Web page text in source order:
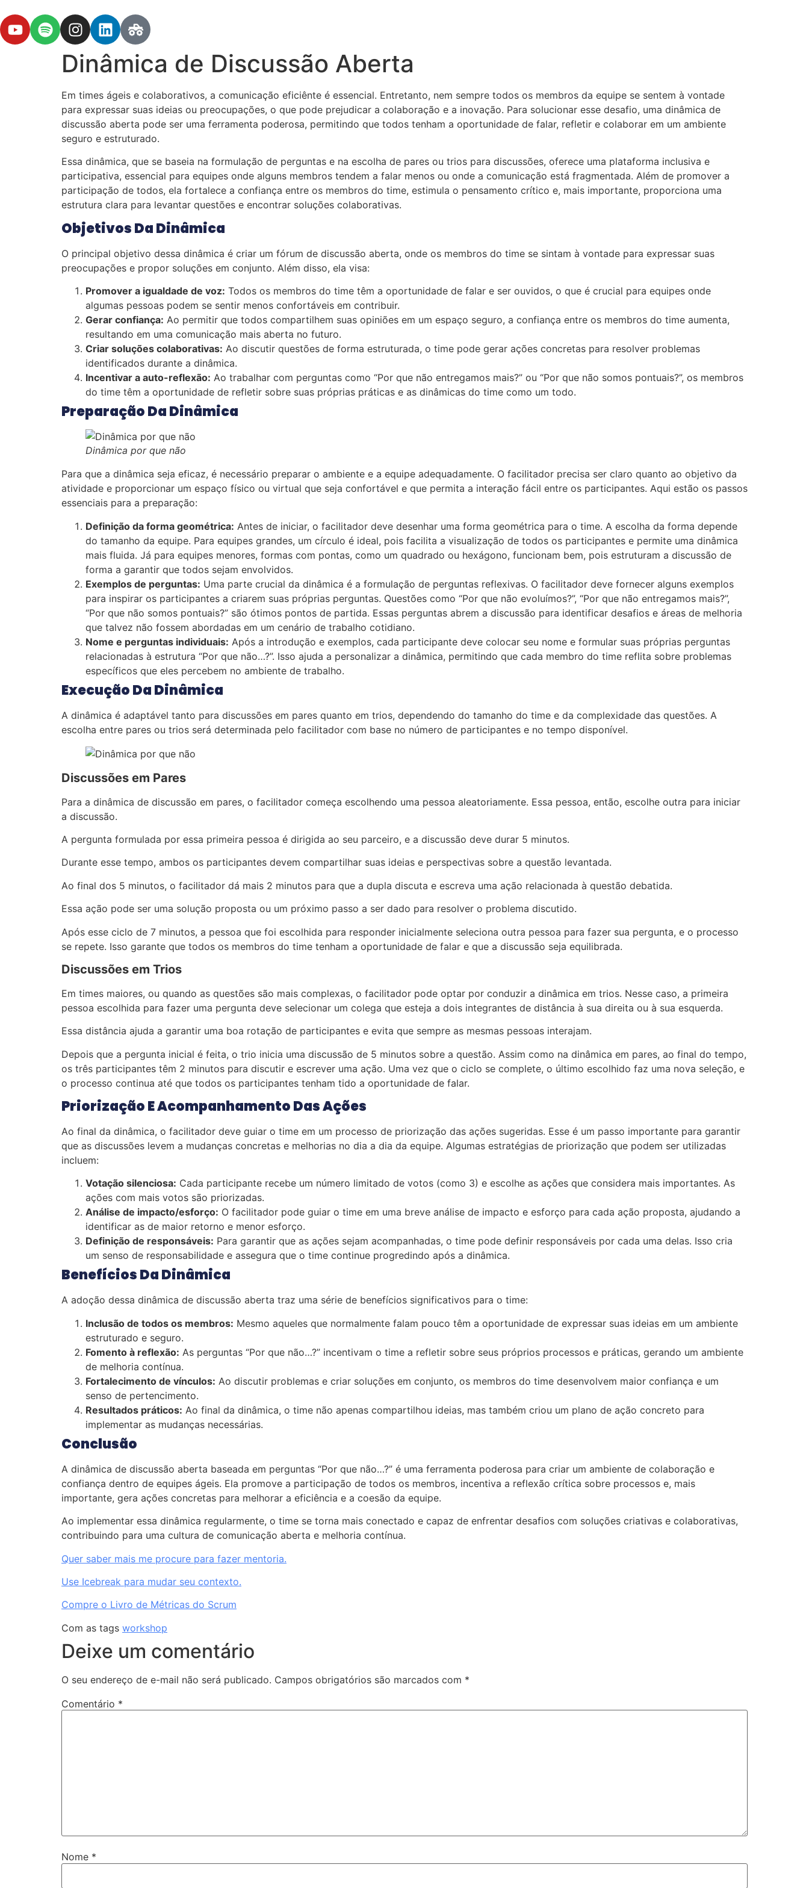
Dinâmica de Discussão Aberta
Em times ágeis e colaborativos, a comunicação eficiênte é essencial. Entretanto, nem sempre todos os membros da equipe se sentem à vontade
para expressar suas ideias ou preocupações, o que pode prejudicar a colaboração e a inovação. Para solucionar esse desafio, uma dinâmica de
discussão aberta pode ser uma ferramenta poderosa, permitindo que todos tenham a oportunidade de falar, refletir e colaborar em um ambiente
seguro e estruturado.
Essa dinâmica, que se baseia na formulação de perguntas e na escolha de pares ou trios para discussões, oferece uma plataforma inclusiva e
participativa, essencial para equipes onde alguns membros tendem a falar menos ou onde a comunicação está fragmentada. Além de promover a
participação de todos, ela fortalece a confiança entre os membros do time, estimula o pensamento crítico e, mais importante, proporciona uma
estrutura clara para levantar questões e encontrar soluções colaborativas.
Objetivos Da Dinâmica
O principal objetivo dessa dinâmica é criar um fórum de discussão aberta, onde os membros do time se sintam à vontade para expressar suas
preocupações e propor soluções em conjunto. Além disso, ela visa:
Promover a igualdade de voz: Todos os membros do time têm a oportunidade de falar e ser ouvidos, o que é crucial para equipes onde
algumas pessoas podem se sentir menos confortáveis em contribuir.
Gerar confiança: Ao permitir que todos compartilhem suas opiniões em um espaço seguro, a confiança entre os membros do time aumenta,
resultando em uma comunicação mais aberta no futuro.
Criar soluções colaborativas: Ao discutir questões de forma estruturada, o time pode gerar ações concretas para resolver problemas
identificados durante a dinâmica.
Incentivar a auto-reflexão: Ao trabalhar com perguntas como “Por que não entregamos mais?” ou “Por que não somos pontuais?”, os membros
do time têm a oportunidade de refletir sobre suas próprias práticas e as dinâmicas do time como um todo.
Preparação Da Dinâmica
Dinâmica por que não
Para que a dinâmica seja eficaz, é necessário preparar o ambiente e a equipe adequadamente. O facilitador precisa ser claro quanto ao objetivo da
atividade e proporcionar um espaço físico ou virtual que seja confortável e que permita a interação fácil entre os participantes. Aqui estão os passos
essenciais para a preparação:
Definição da forma geométrica: Antes de iniciar, o facilitador deve desenhar uma forma geométrica para o time. A escolha da forma depende
do tamanho da equipe. Para equipes grandes, um círculo é ideal, pois facilita a visualização de todos os participantes e permite uma dinâmica
mais fluida. Já para equipes menores, formas com pontas, como um quadrado ou hexágono, funcionam bem, pois estruturam a discussão de
forma a garantir que todos sejam envolvidos.
Exemplos de perguntas: Uma parte crucial da dinâmica é a formulação de perguntas reflexivas. O facilitador deve fornecer alguns exemplos
para inspirar os participantes a criarem suas próprias perguntas. Questões como “Por que não evoluímos?”, “Por que não entregamos mais?”,
“Por que não somos pontuais?” são ótimos pontos de partida. Essas perguntas abrem a discussão para identificar desafios e áreas de melhoria
que talvez não fossem abordadas em um cenário de trabalho cotidiano.
Nome e perguntas individuais: Após a introdução e exemplos, cada participante deve colocar seu nome e formular suas próprias perguntas
relacionadas à estrutura “Por que não…?”. Isso ajuda a personalizar a dinâmica, permitindo que cada membro do time reflita sobre problemas
específicos que eles percebem no ambiente de trabalho.
Execução Da Dinâmica
A dinâmica é adaptável tanto para discussões em pares quanto em trios, dependendo do tamanho do time e da complexidade das questões. A
escolha entre pares ou trios será determinada pelo facilitador com base no número de participantes e no tempo disponível.
Discussões em Pares
Para a dinâmica de discussão em pares, o facilitador começa escolhendo uma pessoa aleatoriamente. Essa pessoa, então, escolhe outra para iniciar
a discussão.
A pergunta formulada por essa primeira pessoa é dirigida ao seu parceiro, e a discussão deve durar 5 minutos.
Durante esse tempo, ambos os participantes devem compartilhar suas ideias e perspectivas sobre a questão levantada.
Ao final dos 5 minutos, o facilitador dá mais 2 minutos para que a dupla discuta e escreva uma ação relacionada à questão debatida.
Essa ação pode ser uma solução proposta ou um próximo passo a ser dado para resolver o problema discutido.
Após esse ciclo de 7 minutos, a pessoa que foi escolhida para responder inicialmente seleciona outra pessoa para fazer sua pergunta, e o processo
se repete. Isso garante que todos os membros do time tenham a oportunidade de falar e que a discussão seja equilibrada.
Discussões em Trios
Em times maiores, ou quando as questões são mais complexas, o facilitador pode optar por conduzir a dinâmica em trios. Nesse caso, a primeira
pessoa escolhida para fazer uma pergunta deve selecionar um colega que esteja a dois integrantes de distância à sua direita ou à sua esquerda.
Essa distância ajuda a garantir uma boa rotação de participantes e evita que sempre as mesmas pessoas interajam.
Depois que a pergunta inicial é feita, o trio inicia uma discussão de 5 minutos sobre a questão. Assim como na dinâmica em pares, ao final do tempo,
os três participantes têm 2 minutos para discutir e escrever uma ação. Uma vez que o ciclo se complete, o último escolhido faz uma nova seleção, e
o processo continua até que todos os participantes tenham tido a oportunidade de falar.
Priorização E Acompanhamento Das Ações
Ao final da dinâmica, o facilitador deve guiar o time em um processo de priorização das ações sugeridas. Esse é um passo importante para garantir
que as discussões levem a mudanças concretas e melhorias no dia a dia da equipe. Algumas estratégias de priorização que podem ser utilizadas
incluem:
Votação silenciosa: Cada participante recebe um número limitado de votos (como 3) e escolhe as ações que considera mais importantes. As
ações com mais votos são priorizadas.
Análise de impacto/esforço: O facilitador pode guiar o time em uma breve análise de impacto e esforço para cada ação proposta, ajudando a
identificar as de maior retorno e menor esforço.
Definição de responsáveis: Para garantir que as ações sejam acompanhadas, o time pode definir responsáveis por cada uma delas. Isso cria
um senso de responsabilidade e assegura que o time continue progredindo após a dinâmica.
Benefícios Da Dinâmica
A adoção dessa dinâmica de discussão aberta traz uma série de benefícios significativos para o time:
Inclusão de todos os membros: Mesmo aqueles que normalmente falam pouco têm a oportunidade de expressar suas ideias em um ambiente
estruturado e seguro.
Fomento à reflexão: As perguntas “Por que não…?” incentivam o time a refletir sobre seus próprios processos e práticas, gerando um ambiente
de melhoria contínua.
Fortalecimento de vínculos: Ao discutir problemas e criar soluções em conjunto, os membros do time desenvolvem maior confiança e um
senso de pertencimento.
Resultados práticos: Ao final da dinâmica, o time não apenas compartilhou ideias, mas também criou um plano de ação concreto para
implementar as mudanças necessárias.
Conclusão
A dinâmica de discussão aberta baseada em perguntas “Por que não…?” é uma ferramenta poderosa para criar um ambiente de colaboração e
confiança dentro de equipes ágeis. Ela promove a participação de todos os membros, incentiva a reflexão crítica sobre processos e, mais
importante, gera ações concretas para melhorar a eficiência e a coesão da equipe.
Ao implementar essa dinâmica regularmente, o time se torna mais conectado e capaz de enfrentar desafios com soluções criativas e colaborativas,
contribuindo para uma cultura de comunicação aberta e melhoria contínua.
Quer saber mais me procure para fazer mentoria.
Use Icebreak para mudar seu contexto.
Compre o Livro de Métricas do Scrum
Com as tags workshop
Deixe um comentário
O seu endereço de e-mail não será publicado. Campos obrigatórios são marcados com *
Comentário *
Nome *